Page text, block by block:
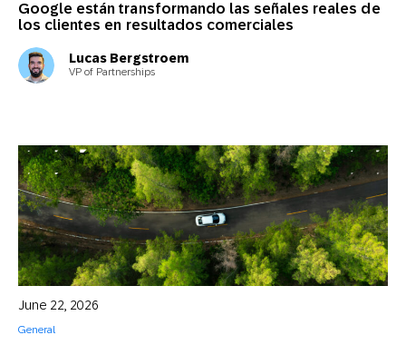
Google están transformando las señales reales de
los clientes en resultados comerciales
Lucas Bergstroem
VP of Partnerships
June 22, 2026
General